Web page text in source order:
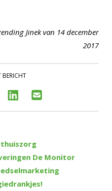
Jinek van 14 december
2017
BERICHT
thuiszorg
De Monitor